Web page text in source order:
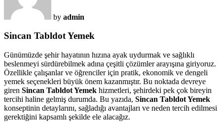
by admin
Sincan Tabldot Yemek
Günümüzde şehir hayatının hızına ayak uydurmak ve sağlıklı
beslenmeyi sürdürebilmek adına çeşitli çözümler arayışına giriyoruz.
Özellikle çalışanlar ve öğrenciler için pratik, ekonomik ve dengeli
yemek seçenekleri büyük önem kazanmıştır. Bu noktada devreye
giren Sincan Tabldot Yemek hizmetleri, şehirdeki pek çok bireyin
tercihi haline gelmiş durumda. Bu yazıda, Sincan Tabldot Yemek
konseptinin detaylarını, sağladığı avantajları ve neden tercih edilmesi
gerektiğini kapsamlı şekilde ele alacağız.